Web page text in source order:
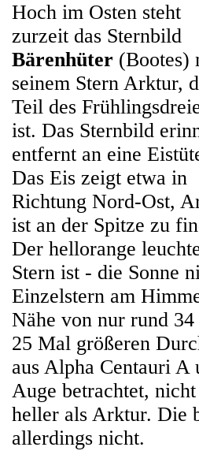
Hoch im Osten steht
zurzeit das Sternbild
Bärenhüter (Bootes)
seinem Stern Arktur,
Teil des
ist. Das Sternbild
entfernt an eine
Das Eis zeigt etwa in
Richtung Nord-Ost,
ist an der Spitze zu
Der hellorange
Stern ist - die Sonne
Einzelstern am
Nähe von nur rund
25 Mal größeren
aus Alpha Centauri
Auge betrachtet,
heller als Arktur. Die
allerdings nicht.